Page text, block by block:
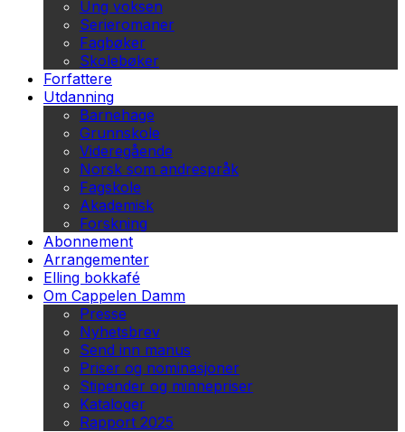
Ung voksen
Serieromaner
Fagbøker
Skolebøker
Forfattere
Utdanning
Barnehage
Grunnskole
Videregående
Norsk som andrespråk
Fagskole
Akademisk
Forskning
Abonnement
Arrangementer
Elling bokkafé
Om Cappelen Damm
Presse
Nyhetsbrev
Send inn manus
Priser og nominasjoner
Stipender og minnepriser
Kataloger
Rapport 2025